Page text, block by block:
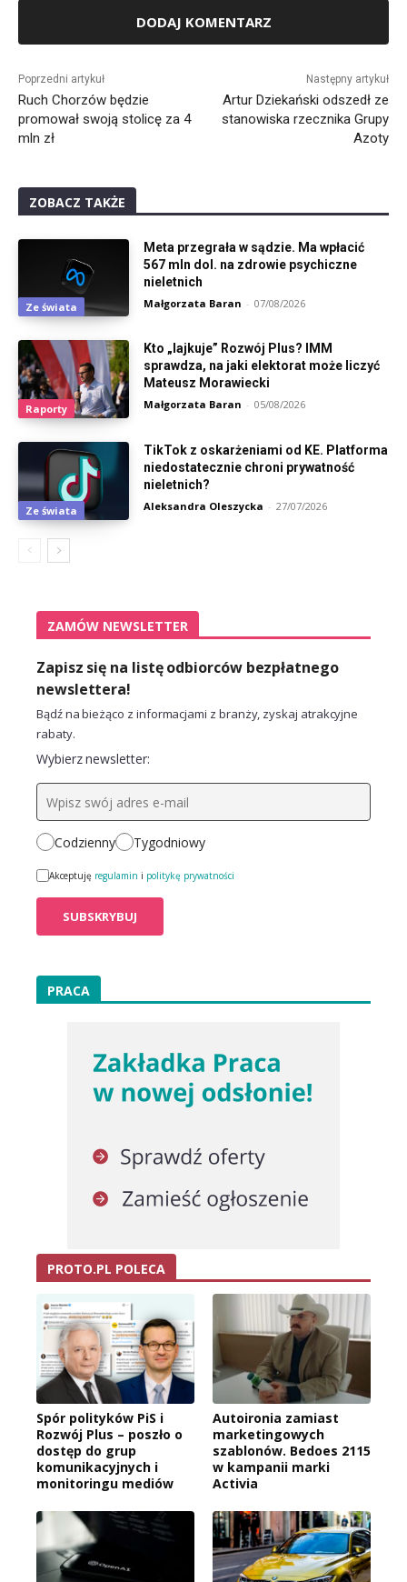
Poprzedni artykuł
Ruch Chorzów będzie
promował swoją stolicę za 4
mln zł
Następny artykuł
Artur Dziekański odszedł ze
stanowiska rzecznika Grupy
Azoty
ZOBACZ TAKŻE
Ze świata
Meta przegrała w sądzie. Ma wpłacić
567 mln dol. na zdrowie psychiczne
nieletnich
Małgorzata Baran - 07/08/2026
Raporty
Kto „lajkuje” Rozwój Plus? IMM
sprawdza, na jaki elektorat może liczyć
Mateusz Morawiecki
Małgorzata Baran - 05/08/2026
Ze świata
TikTok z oskarżeniami od KE. Platforma
niedostatecznie chroni prywatność
nieletnich?
Aleksandra Oleszycka - 27/07/2026
ZAMÓW NEWSLETTER
Zapisz się na listę odbiorców bezpłatnego
newslettera!
Bądź na bieżąco z informacjami z branży, zyskaj atrakcyjne
rabaty.
Wybierz newsletter:
Codzienny Tygodniowy
Akceptuję regulamin i politykę prywatności
PRACA
PROTO.PL POLECA
Spór polityków PiS i
Rozwój Plus – poszło o
dostęp do grup
komunikacyjnych i
monitoringu mediów
Autoironia zamiast
marketingowych
szablonów. Bedoes 2115
w kampanii marki
Activia